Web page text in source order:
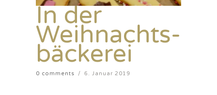
In der
Weihnachts-
bäckerei
0 comments / 6. Januar 2019